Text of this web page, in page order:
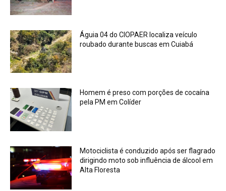
Águia 04 do CIOPAER localiza veículo
roubado durante buscas em Cuiabá
Homem é preso com porções de cocaína
pela PM em Colíder
Motociclista é conduzido após ser flagrado
dirigindo moto sob influência de álcool em
Alta Floresta